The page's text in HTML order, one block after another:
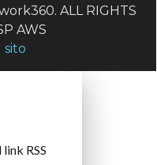
ALL RIGHTS
AWS
sito
RSS